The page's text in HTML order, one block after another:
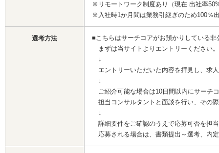
※リモートワーク制度あり（現在 出社率
※入社時1か月間は業務引継ぎのため100％
選考方法
■こちらはサーチコアがお預かりしている
まずは当サイトよりエントリーください。
↓
エントリーいただいた内容を拝見し、求
↓
ご紹介可能な場合は10日間以内にサーチ
担当コンサルタントと面談を行い、その
↓
詳細要件をご確認のうえで応募可否を担
応募される場合は、書類提出～選考、内